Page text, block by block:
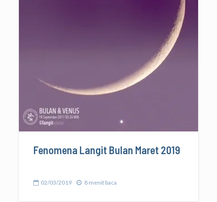
Fenomena Langit Bulan Maret 2019
02/03/2019 8 menit baca